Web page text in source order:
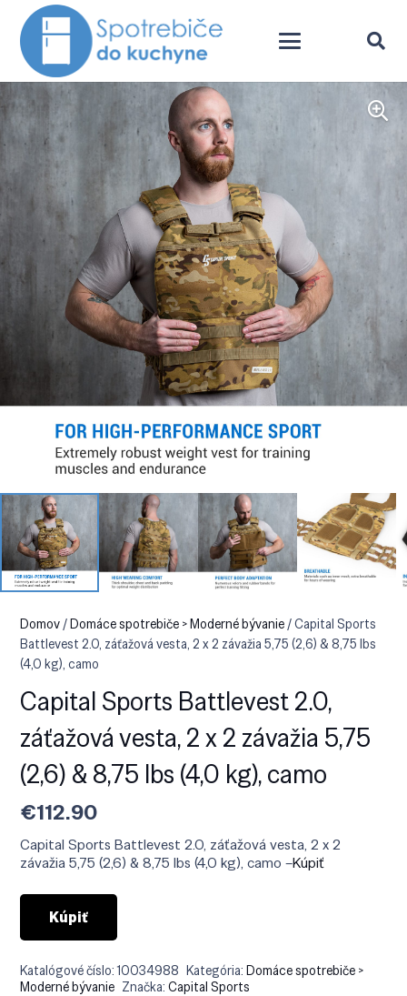
Domov/Domáce spotrebiče > Moderné bývanie/ Capital Sports
Battlevest 2.0, záťažová vesta, 2 x 2 závažia 5,75 (2,6) & 8,75 lbs
(4,0 kg), camo
Capital Sports Battlevest 2.0,
záťažová vesta, 2 x 2 závažia 5,75
(2,6) & 8,75 lbs (4,0 kg), camo
€112.90
Capital Sports Battlevest 2.0, záťažová vesta, 2 x 2
závažia 5,75 (2,6) & 8,75 lbs (4,0 kg), camo –Kúpiť
Kúpiť
Katalógové číslo:10034988 Kategória:Domáce spotrebiče >
Moderné bývanie Značka:Capital Sports